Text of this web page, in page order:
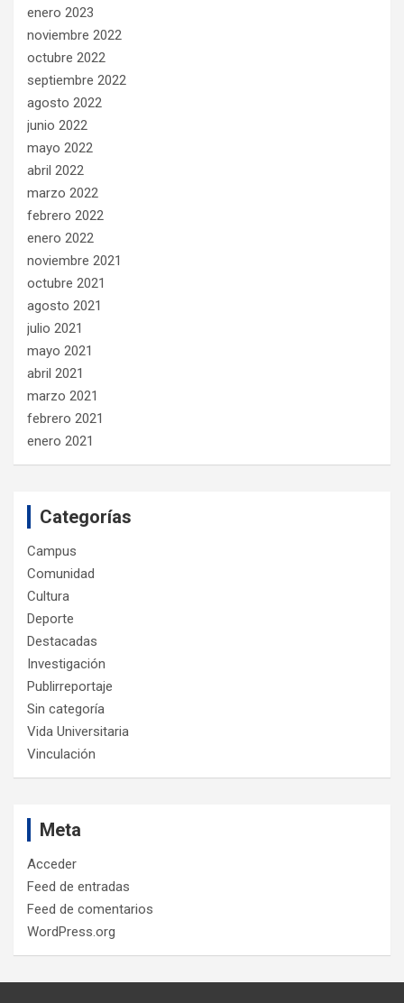
enero 2023
noviembre 2022
octubre 2022
septiembre 2022
agosto 2022
junio 2022
mayo 2022
abril 2022
marzo 2022
febrero 2022
enero 2022
noviembre 2021
octubre 2021
agosto 2021
julio 2021
mayo 2021
abril 2021
marzo 2021
febrero 2021
enero 2021
Categorías
Campus
Comunidad
Cultura
Deporte
Destacadas
Investigación
Publirreportaje
Sin categoría
Vida Universitaria
Vinculación
Meta
Acceder
Feed de entradas
Feed de comentarios
WordPress.org